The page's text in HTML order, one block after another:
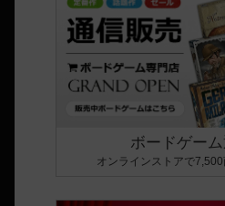
ボードゲーム
オンラインストアで